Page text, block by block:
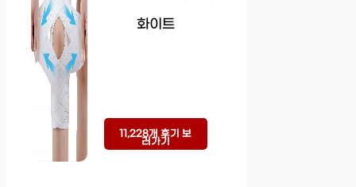
화이트
11,228개 후기 보
러가기